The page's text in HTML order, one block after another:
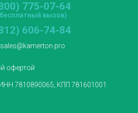
775-07-64
вызов)
606-74-84
sales@kamerton.pro
офертой
7810890065, КПП 781601001